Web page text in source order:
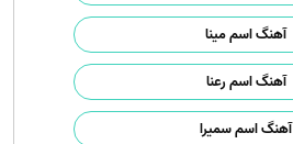
آهنگ اسم مینا
آهنگ اسم رعنا
آهنگ اسم سمیرا